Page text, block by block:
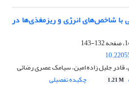
با شاخص‌های انرژی و ریزمغذی‌ها در
132-143
قادر جلیل زاده امین، سیامک عصری رضائی
1.21 M چکیده تفصیلی